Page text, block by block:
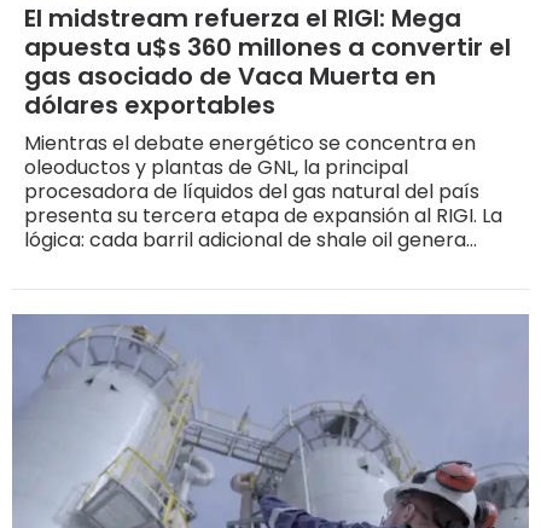
El midstream refuerza el RIGI: Mega
apuesta u$s 360 millones a convertir el
gas asociado de Vaca Muerta en
dólares exportables
Mientras el debate energético se concentra en
oleoductos y plantas de GNL, la principal
procesadora de líquidos del gas natural del país
presenta su tercera etapa de expansión al RIGI. La
lógica: cada barril adicional de shale oil genera
alto valor que, sin infraestructura adecuada, se
ventea o se reinyecta